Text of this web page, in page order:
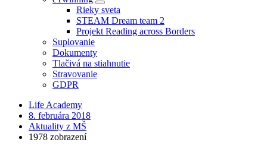
Rieky sveta
STEAM Dream team 2
Projekt Reading across Borders
Suplovanie
Dokumenty
Tlačivá na stiahnutie
Stravovanie
GDPR
Life Academy
8. februára 2018
Aktuality z MŠ
1978 zobrazení